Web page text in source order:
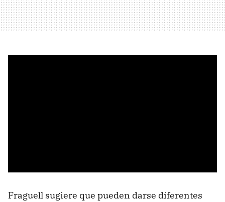
Fraguell sugiere que pueden darse diferentes